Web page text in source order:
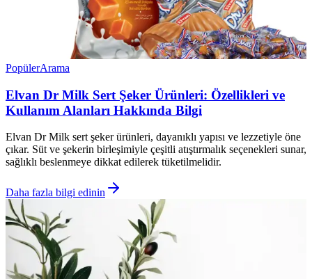
PopülerArama
Elvan Dr Milk Sert Şeker Ürünleri: Özellikleri ve
Kullanım Alanları Hakkında Bilgi
Elvan Dr Milk sert şeker ürünleri, dayanıklı yapısı ve lezzetiyle öne
çıkar. Süt ve şekerin birleşimiyle çeşitli atıştırmalık seçenekleri sunar,
sağlıklı beslenmeye dikkat edilerek tüketilmelidir.
Daha fazla bilgi edinin